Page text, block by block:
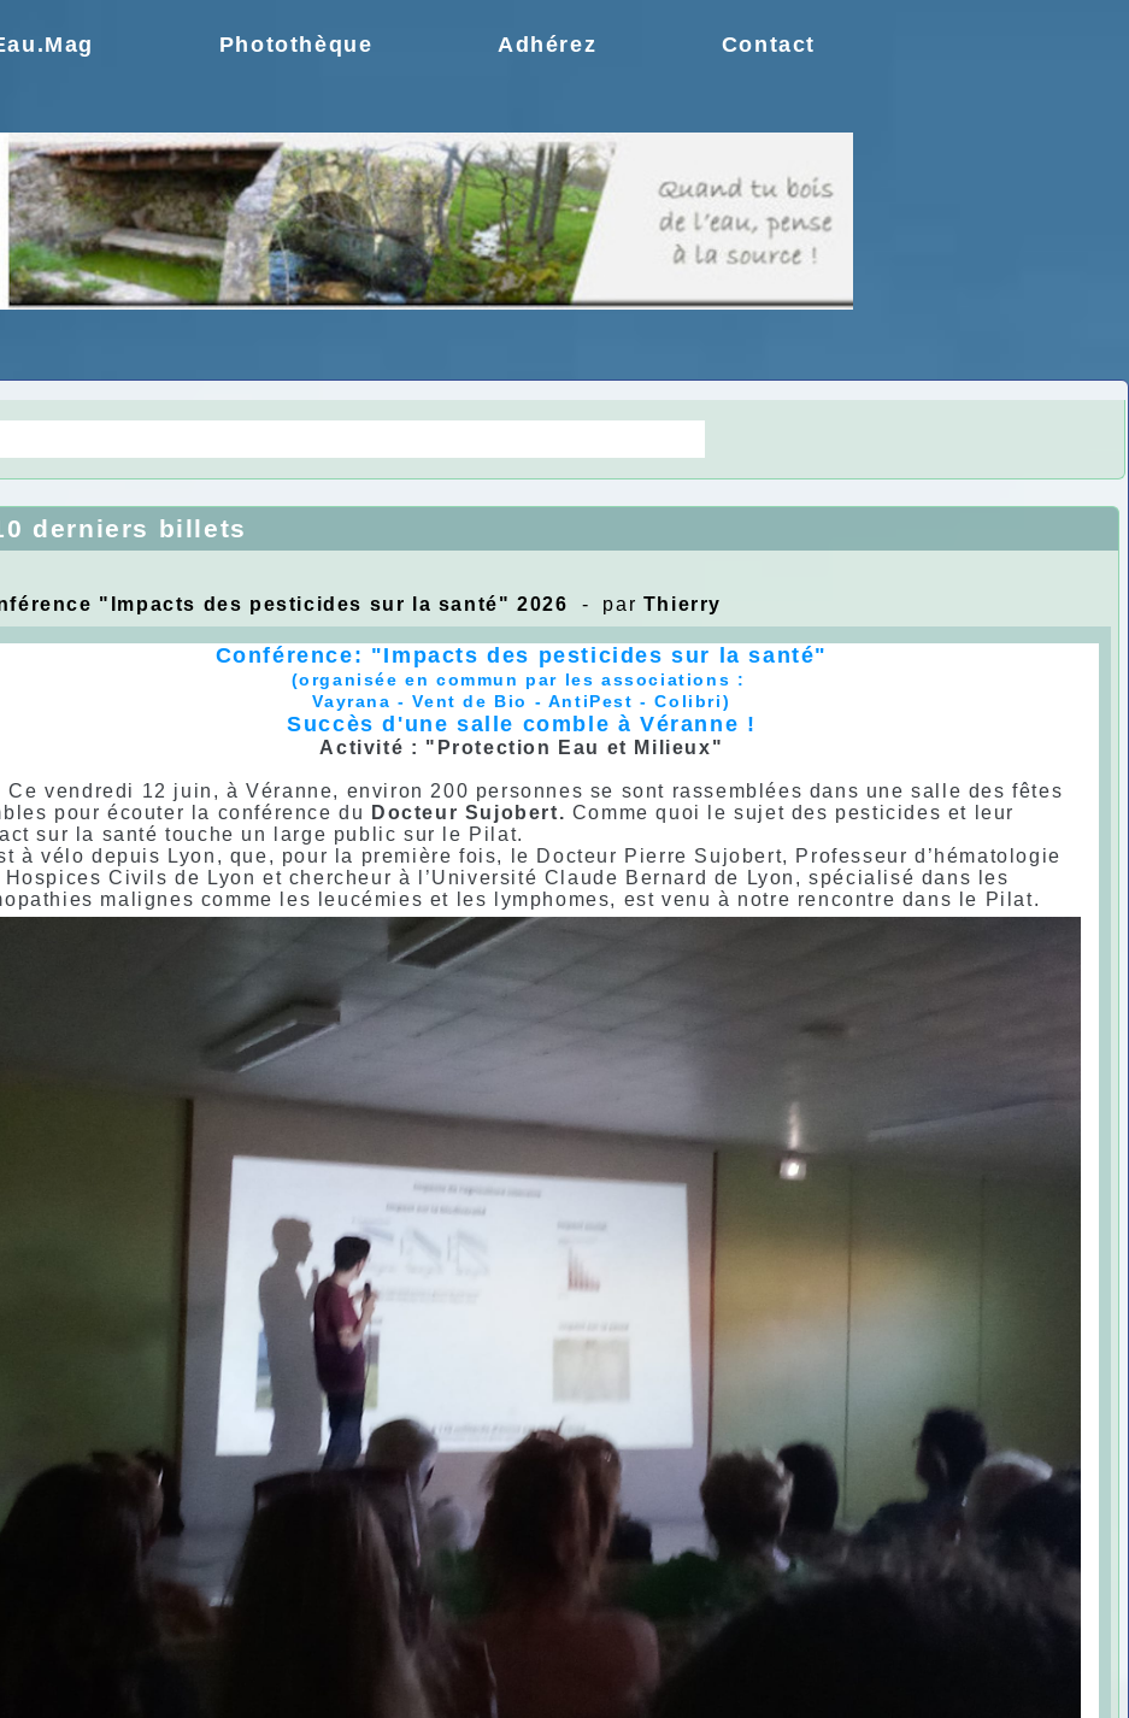
Photothèque Adhérez Contact
derniers billets
"Impacts des pesticides sur la santé" 2026 - par Thierry
Conférence: "Impacts des pesticides sur la santé"
(organisée en commun par les associations :
Vayrana - Vent de Bio - AntiPest - Colibri)
Succès d'une salle comble à Véranne !
Activité : "Protection Eau et Milieux"
vendredi 12 juin, à Véranne, environ 200 personnes se sont rassemblées dans une salle des fêtes
pour écouter la conférence du
Docteur Sujobert. Comme quoi le sujet des pesticides et leur
sur la santé touche un large public sur le Pilat.
à vélo depuis Lyon, que, pour la première fois, le Docteur Pierre Sujobert, Professeur d’hématologie
Hospices Civils de Lyon et chercheur à l’Université Claude Bernard de Lyon, spécialisé dans les
malignes comme les leucémies et les lymphomes, est venu à notre rencontre dans le Pilat.